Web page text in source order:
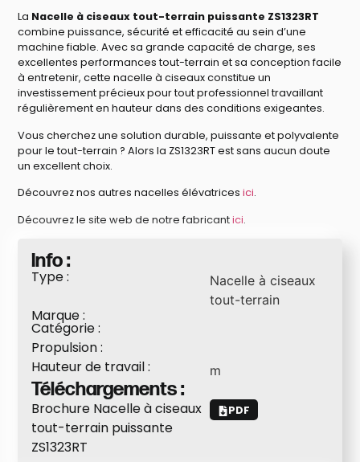
La Nacelle à ciseaux tout-terrain puissante ZS1323RT
combine puissance, sécurité et efficacité au sein d’une
machine fiable. Avec sa grande capacité de charge, ses
excellentes performances tout-terrain et sa conception facile
à entretenir, cette nacelle à ciseaux constitue un
investissement précieux pour tout professionnel travaillant
régulièrement en hauteur dans des conditions exigeantes.
Vous cherchez une solution durable, puissante et polyvalente
pour le tout-terrain ? Alors la ZS1323RT est sans aucun doute
un excellent choix.
Découvrez nos autres nacelles élévatricesici.
Découvrez le site web de notre fabricantici.
Info :
Type :
Nacelle à ciseaux
tout-terrain
Marque :
Catégorie :
Propulsion :
Hauteur de travail :
m
Téléchargements :
Brochure Nacelle à ciseaux
tout-terrain puissante
ZS1323RT
PDF